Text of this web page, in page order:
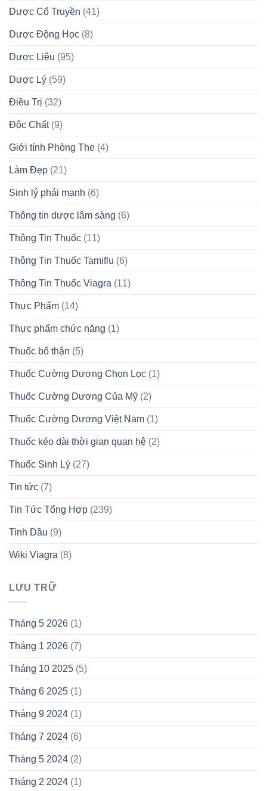
Dược Cổ Truyền (41)
Dược Động Học (8)
Dược Liệu (95)
Dược Lý (59)
Điều Trị (32)
Độc Chất(9)
Giới tính Phòng The (4)
Làm Đẹp (21)
Sinh lý phái mạnh (6)
Thông tin dược lâm sàng (6)
Thông Tin Thuốc (11)
Thông Tin Thuốc Tamiflu (6)
Thông Tin Thuốc Viagra (11)
Thực Phẩm (14)
Thực phẩm chức năng (1)
Thuốc bổ thận (5)
Thuốc Cường Dương Chọn Lọc (1)
Thuốc Cường Dương Của Mỹ (2)
Thuốc Cường Dương Việt Nam (1)
Thuốc kéo dài thời gian quan hệ (2)
Thuốc Sinh Lý (27)
Tin tức (7)
Tin Tức Tổng Hợp (239)
Tinh Dầu (9)
Wiki Viagra (8)
LƯU TRỮ
Tháng 5 2026 (1)
Tháng 1 2026 (7)
Tháng 10 2025 (5)
Tháng 6 2025 (1)
Tháng 9 2024 (1)
Tháng 7 2024 (6)
Tháng 5 2024 (2)
Tháng 2 2024 (1)